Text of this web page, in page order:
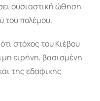
ουσιαστική ώθηση
του πολέμου.
στόχος του Κιέβου
ειρήνη, βασισμένη
της εδαφικής